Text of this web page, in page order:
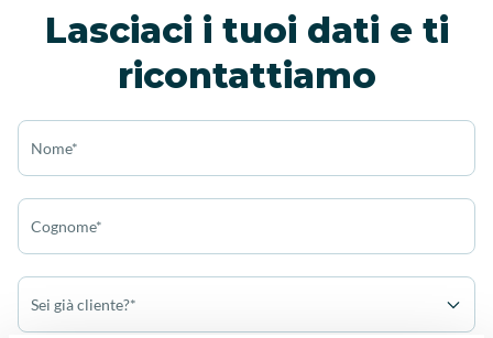
Lasciaci i tuoi dati e ti
ricontattiamo
Nome*
Cognome*
Sei già cliente?*